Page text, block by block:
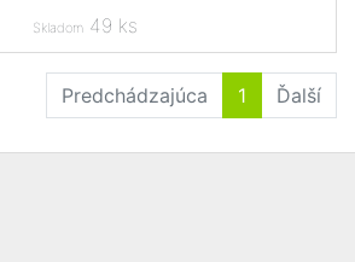
Skladom 49 ks
Predchádzajúca 1 Ďalší